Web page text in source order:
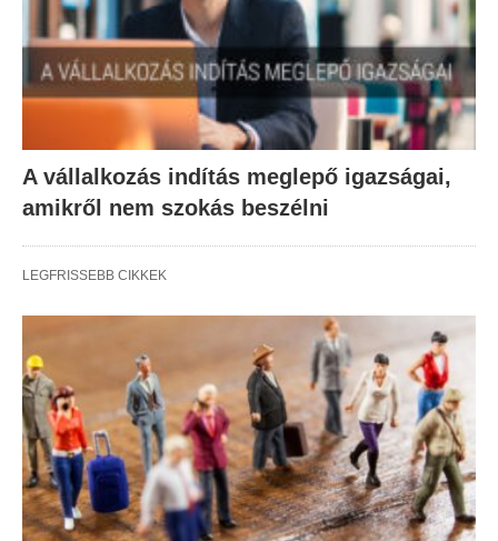
A vállalkozás indítás meglepő igazságai,
amikről nem szokás beszélni
LEGFRISSEBB CIKKEK